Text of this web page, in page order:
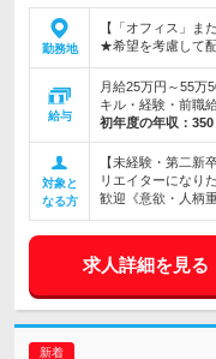
勤務地
【「オフィス」ま
★希望を考慮して
給与
月給25万円～55万
キル・経験・前職
初年度の年収： 350
対象と
なる方
【未経験・第二新
リエイターになり
歓迎《意欲・人柄
求人詳細を見る